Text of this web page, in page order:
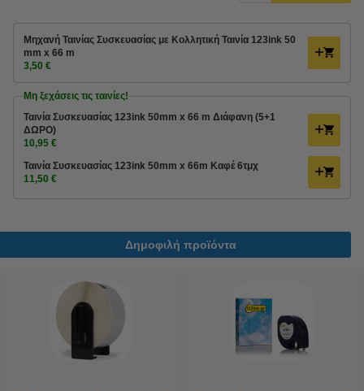
Μηχανή Ταινίας Συσκευασίας με Κολλητική Ταινία 123ink 50
mm x 66 m
3,50 €
Μη ξεχάσεις τις ταινίες!
Ταινία Συσκευασίας 123ink 50mm x 66 m Διάφανη (5+1
ΔΩΡΟ)
10,95 €
Ταινία Συσκευασίας 123ink 50mm x 66m Καφέ 6τμχ
11,50 €
Δημοφιλή προϊόντα